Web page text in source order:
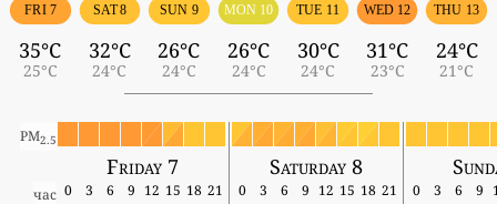
FRI 7
35°C
25°C
SAT 8
32°C
24°C
SUN 9
26°C
24°C
MON 10
26°C
24°C
TUE 11
30°C
24°C
WED 12
31°C
23°C
THU 13
24°C
21°C
PM2.5
Friday 7 Saturday 8
час 0 3 6 9 12 15 18 21 0 3 6 9 12 15 18 21 0 3 6 9